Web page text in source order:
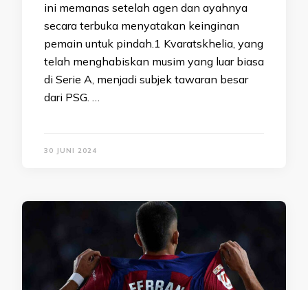
ini memanas setelah agen dan ayahnya
secara terbuka menyatakan keinginan
pemain untuk pindah.1 Kvaratskhelia, yang
telah menghabiskan musim yang luar biasa
di Serie A, menjadi subjek tawaran besar
dari PSG. …
30 JUNI 2024